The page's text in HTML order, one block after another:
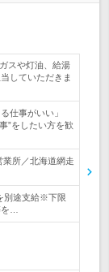
スや灯油、給湯
していただきま
仕事がいい」
”をしたい方を歓
業所／北海道網走
別途支給※下限
…